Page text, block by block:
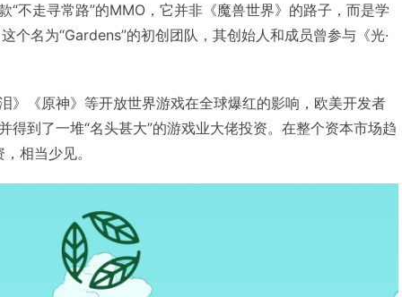
“不走寻常路”的MMO，它并非《魔兽世界》的路子，而是学
个名为“Gardens”的初创团队，其创始人和成员曾参与《光·
》《原神》等开放世界游戏在全球爆红的影响，欧美开发者
得到了一堆“名头甚大”的游戏业大佬投资。在整个资本市场趋
相当少见。